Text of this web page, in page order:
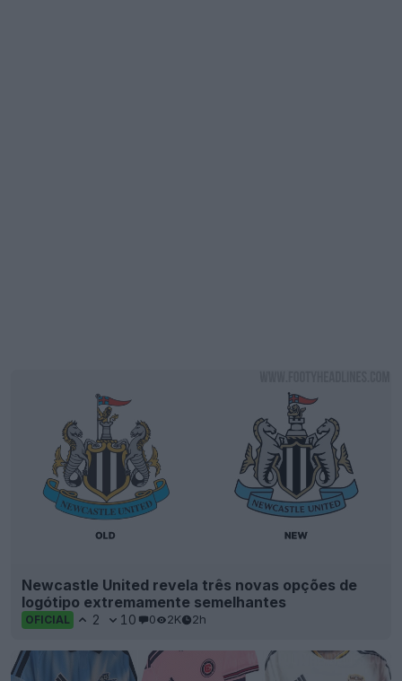
Newcastle United revela três novas opções de
logótipo extremamente semelhantes
OFICIAL 2 10 0 2K 2h